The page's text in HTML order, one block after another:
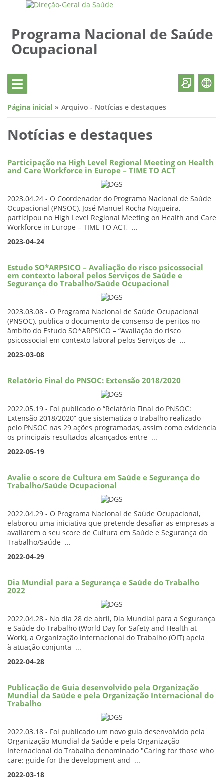
Programa Nacional de Saúde
Ocupacional
Página inicial Arquivo - Notícias e destaques
Notícias e destaques
Participação na High Level Regional Meeting on Health
and Care Workforce in Europe – TIME TO ACT
2023.04.24 - O Coordenador do Programa Nacional de Saúde
Ocupacional (PNSOC), José Manuel Rocha Nogueira,
participou no High Level Regional Meeting on Health and Care
Workforce in Europe – TIME TO ACT, ...
2023-04-24
Estudo SO*ARPSICO – Avaliação do risco psicossocial
em contexto laboral pelos Serviços de Saúde e
Segurança do Trabalho/Saúde Ocupacional
2023.03.08 - O Programa Nacional de Saúde Ocupacional
(PNSOC), publica o documento de consenso de peritos no
âmbito do Estudo SO*ARPSICO – “Avaliação do risco
psicossocial em contexto laboral pelos Serviços de ...
2023-03-08
Relatório Final do PNSOC: Extensão 2018/2020
2022.05.19 - Foi publicado o “Relatório Final do PNSOC:
Extensão 2018/2020” que sistematiza o trabalho realizado
pelo PNSOC nas 29 ações programadas, assim como evidencia
os principais resultados alcançados entre ...
2022-05-19
Avalie o score de Cultura em Saúde e Segurança do
Trabalho/Saúde Ocupacional
2022.04.29 - O Programa Nacional de Saúde Ocupacional,
elaborou uma iniciativa que pretende desafiar as empresas a
avaliarem o seu score de Cultura em Saúde e Segurança do
Trabalho/Saúde ...
2022-04-29
Dia Mundial para a Segurança e Saúde do Trabalho
2022
2022.04.28 - No dia 28 de abril, Dia Mundial para a Segurança
e Saúde do Trabalho (World Day for Safety and Health at
Work), a Organização Internacional do Trabalho (OIT) apela
à atuação conjunta ...
2022-04-28
Publicação de Guia desenvolvido pela Organização
Mundial da Saúde e pela Organização Internacional do
Trabalho
2022.03.18 - Foi publicado um novo guia desenvolvido pela
Organização Mundial da Saúde e pela Organização
Internacional do Trabalho denominado "Caring for those who
care: guide for the development and ...
2022-03-18